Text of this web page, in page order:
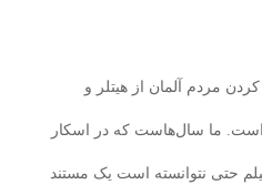
مردم آلمان از هیتلر و
است. ما سال‌هاست که در اسکار
حتی نتوانسته است یک مستند